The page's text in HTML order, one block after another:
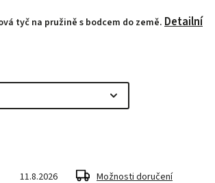
tyč na pružině s bodcem do země. Detailní
11.8.2026 Možnosti doručení